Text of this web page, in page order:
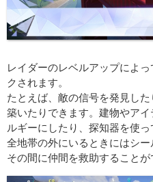
レイダーのレベルアップによ
クされます。
たとえば、敵の信号を発見し
築いたりできます。建物やア
ルギーにしたり、探知器を使
全地帯の外にいるときにはシー
その間に仲間を救助することが